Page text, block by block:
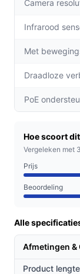
time
sprekers
De EZVIZ TY1
naar een
aan:
Ouders
Kleine
houden.
Camera
Infrarood
Met
Draadloze
PoE
Hoe scoort
Vergeleken met
Prijs
Beoordeling
Alle
Afmetingen &
Product lengte